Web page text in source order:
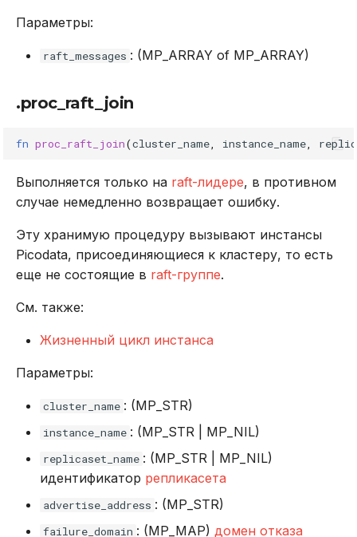
Параметры:
raft_messages : (MP_ARRAY of MP_ARRAY)
.proc_raft_join
fn proc_raft_join(cluster_name instance_name
Выполняется только на raft-лидере, в противном
случае немедленно возвращает ошибку.
Эту хранимую процедуру вызывают инстансы
Picodata, присоединяющиеся к кластеру, то есть
еще не состоящие в raft-группе.
См. также:
Жизненный цикл инстанса
Параметры:
cluster_name : (MP_STR)
instance_name : (MP_STR | MP_NIL)
replicaset_name : (MP_STR | MP_NIL)
идентификатор репликасета
advertise_address : (MP_STR)
failure_domain : (MP_MAP) домен отказа